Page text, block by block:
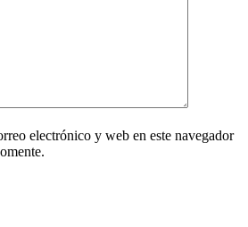
electrónico y web en este navegador